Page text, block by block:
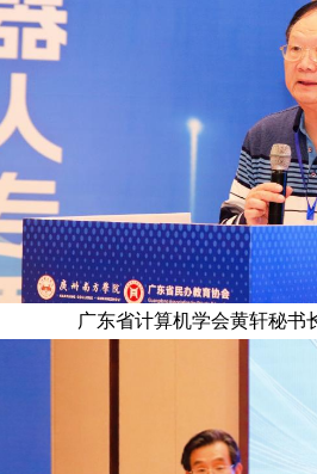
广东省计算机学会黄轩秘书